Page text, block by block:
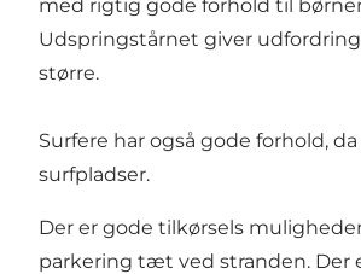
med rigtig gode forhold til
Udspringstårnet giver
større.
Surfere har også gode forhold,
surfpladser.
Der er gode tilkørsels
parkering tæt ved stranden. Der